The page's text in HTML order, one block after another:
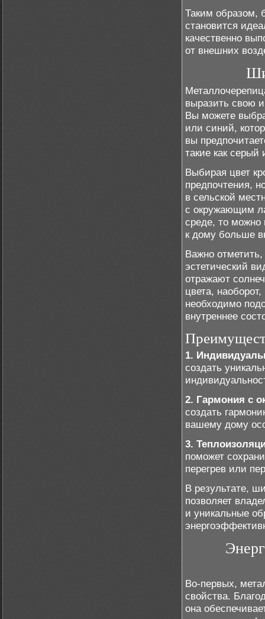
Таким образом,
становится
качественно
от внешних
выразить свою
Вы можете
или синий,
вы
такие как
Выбирая цвет
предпочтения,
в сельской
с окружающим
среде, то можно
к дому больше
Важно
эстетический
отражают
цвета,
необходимо
внутреннее
1.
создать
2. Гармония с
создать
вашему дому
3.
поможет
перегрев или
В результате,
позволяет
и уникальные
Во-первых,
свойства.
она